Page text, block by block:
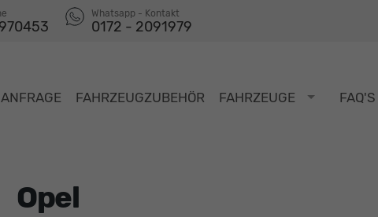
Whatsapp - Kontakt
0172 - 2091979
FAHRZEUGZUBEHÖR FAHRZEUGE FAQ'S
Opel